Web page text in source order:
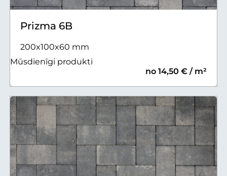
Prizma 6B
200x100x60 mm
Mūsdienīgi produkti
no 14,50 € / m²